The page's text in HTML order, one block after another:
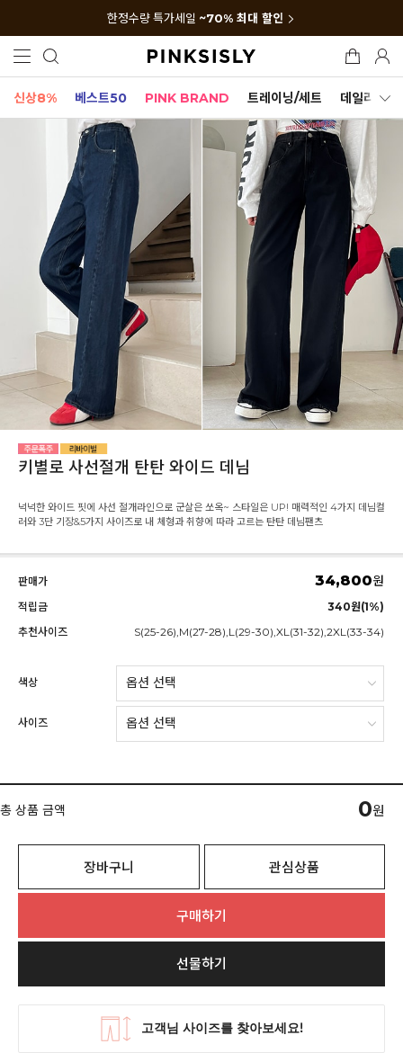
한정수량 특가세일 ~70% 최대 할인
신상8% 베스트50 PINK BRAND 트레이닝/세트 데일리세트
키별로 사선절개 탄탄 와이드 데님
넉넉한 와이드 핏에 사선 절개라인으로 군살은 쏘옥~ 스타일은 UP! 매력적인 4가지 데님컬
러와 3단 기장&5가지 사이즈로 내 체형과 취향에 따라 고르는 탄탄 데님팬츠
판매가 34,800원
적립금
340원(1%)
추천사이즈
S(25-26),M(27-28),L(29-30),XL(31-32),2XL(33-34)
색상
사이즈
총 상품 금액 0원
장바구니 관심상품
구매하기
선물하기